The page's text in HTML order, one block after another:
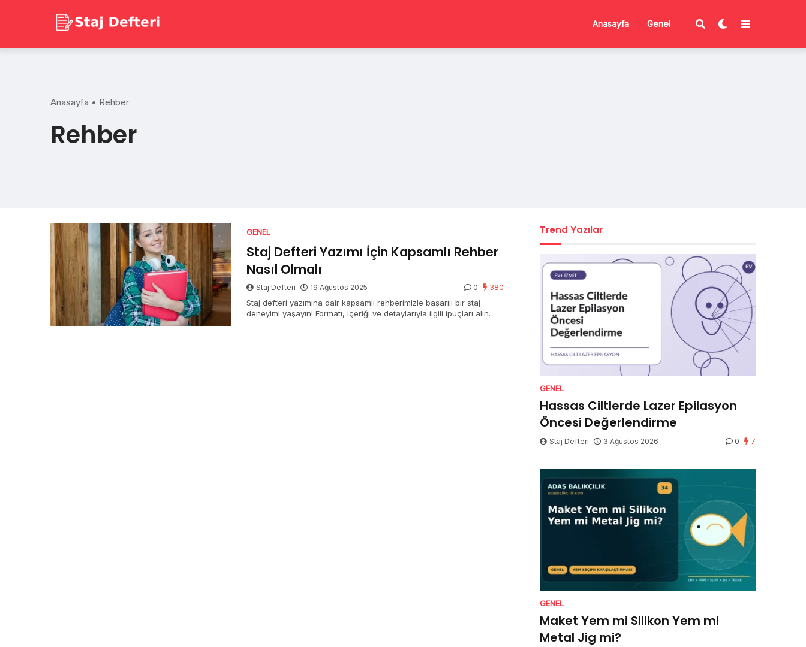
Anasayfa Genel
Anasayfa • Rehber
Rehber
GENEL
Staj Defteri Yazımı İçin Kapsamlı Rehber
Nasıl Olmalı
Staj Defteri 19 Ağustos 2025 0 380
Staj defteri yazımına dair kapsamlı rehberimizle başarılı bir staj
deneyimi yaşayın! Formatı, içeriği ve detaylarıyla ilgili ipuçları alın.
Trend Yazılar
GENEL
Hassas Ciltlerde Lazer Epilasyon
Öncesi Değerlendirme
Staj Defteri 3 Ağustos 2026 0 7
GENEL
Maket Yem mi Silikon Yem mi
Metal Jig mi?